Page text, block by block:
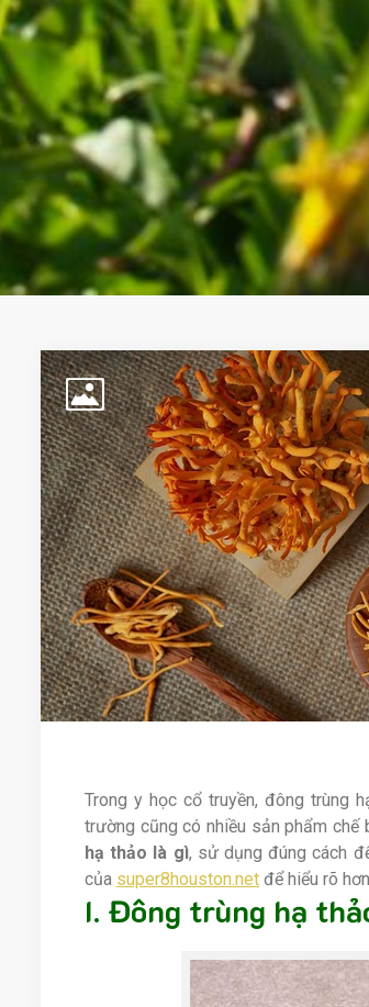
Trong y học cổ truyền, đông trùng
trường cũng có nhiều sản phẩm
hạ thảo là gì, sử dụng đúng cách
của super8houston.net để hiểu rõ
I. Đông trùng hạ